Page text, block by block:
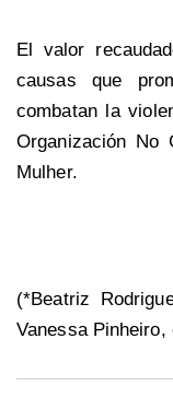
El valor
causas que
combatan la
Organización No
Mulher.
(*Beatriz
Vanessa